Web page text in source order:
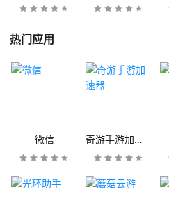
热门应用
微信 奇游手游加速器